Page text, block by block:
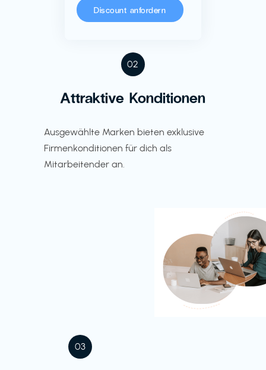
02
Attraktive Konditionen
Ausgewählte Marken bieten exklusive
Firmenkonditionen für dich als
Mitarbeitender an.
Discount anfordern
03